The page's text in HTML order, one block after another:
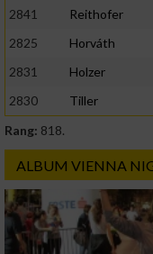
2841 Reithofer
2825
Horváth
2831
Holzer
2830
Tiller
Rang: 818.
ALBUM VIENNA